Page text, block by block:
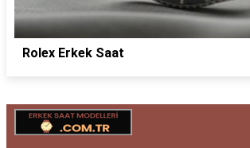
Rolex Erkek Saat